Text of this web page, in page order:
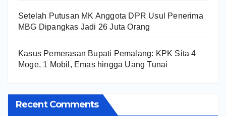
Setelah Putusan MK Anggota DPR Usul Penerima
MBG Dipangkas Jadi 26 Juta Orang
Kasus Pemerasan Bupati Pemalang: KPK Sita 4
Moge, 1 Mobil, Emas hingga Uang Tunai
Recent Comments